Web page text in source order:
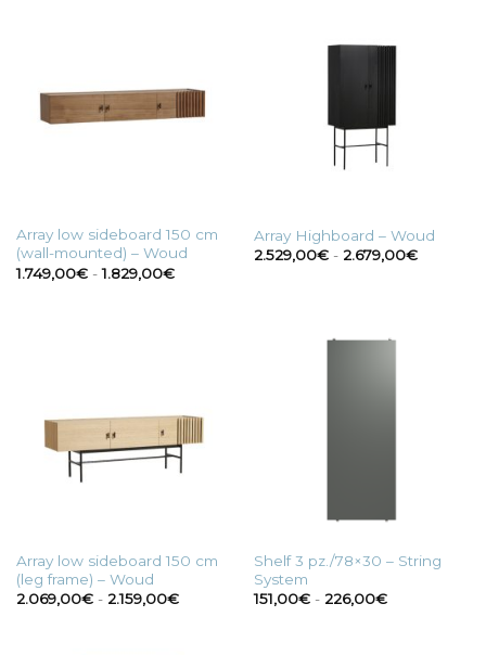
Array low sideboard 150 cm
(wall-mounted) – Woud
1.749,00€ - 1.829,00€Fascia
Array Highboard – Woud
2.529,00€ - 2.679,00€Fascia
Array low sideboard 150 cm
(leg frame) – Woud
2.069,00€ - 2.159,00€Fascia
Shelf 3 pz./78×30 – String
System
151,00€ - 226,00€Fascia